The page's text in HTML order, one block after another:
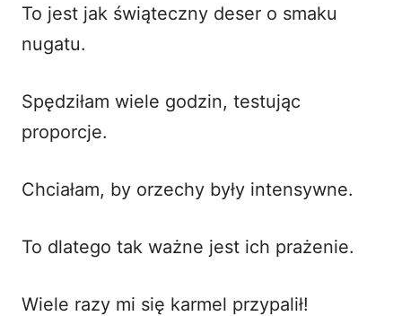
To jest jak świąteczny deser o smaku
nugatu.
Spędziłam wiele godzin, testując
proporcje.
Chciałam, by orzechy były intensywne.
To dlatego tak ważne jest ich prażenie.
Wiele razy mi się karmel przypalił!